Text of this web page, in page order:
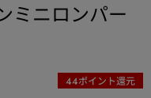
ミニロンパー
44ポイント還元